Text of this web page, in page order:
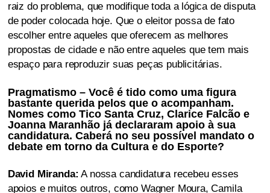
raiz do problema, que modifique toda a lógica de disputa
de poder colocada hoje. Que o eleitor possa de fato
escolher entre aqueles que oferecem as melhores
propostas de cidade e não entre aqueles que tem mais
espaço para reproduzir suas peças publicitárias.
Pragmatismo – Você é tido como uma figura
bastante querida pelos que o acompanham.
Nomes como Tico Santa Cruz, Clarice Falcão e
Joanna Maranhão já declararam apoio à sua
candidatura. Caberá no seu possível mandato o
debate em torno da Cultura e do Esporte?
David Miranda: A nossa candidatura recebeu esses
apoios e muitos outros, como Wagner Moura, Camila